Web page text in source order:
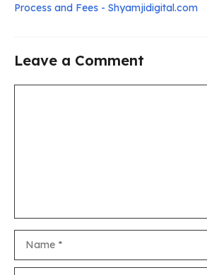
Process and Fees - Shyamjidigital.com
Leave a Comment